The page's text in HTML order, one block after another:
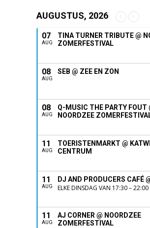
AUGUSTUS, 2026
07
AUG
TINA TURNER TRIBUTE @
ZOMERFESTIVAL
08
AUG
SEB @ ZEE EN ZON
08
AUG
Q-MUSIC THE PARTY FOUT
NOORDZEE
11
AUG
TOERISTENMARKT @
CENTRUM
11
AUG
DJ AND PRODUCERS CAFÉ
ELKE DINSDAG VAN 17:30 –
11
AUG
AJ CORNER @ NOORDZEE
ZOMERFESTIVAL